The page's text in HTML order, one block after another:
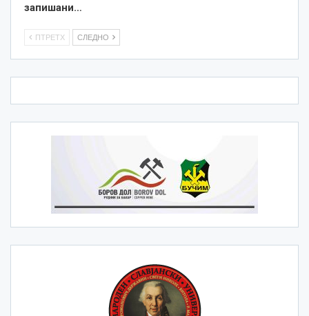
запишани…
ПТРЕТХ СЛЕДНО